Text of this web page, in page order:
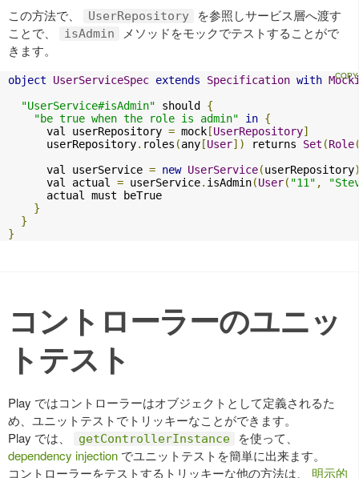
この方法で、 UserRepository
を参照しサービス層へ渡す
ことで、
isAdmin
メソッドをモックでテストすることがで
きます。
object UserServiceSpec extends Specification with
"UserService#isAdmin" should {
"be true when the role is admin"
in {
      val userRepository
= mock [UserRepository]
      userRepository
. roles (any [User]) returns Set (Role
      val userService
= new UserService(userRepository
      val actual
= userService. isAdmin(User( "11" ,
      actual must beTrue
}
}
}
コントローラーのユニッ
トテスト
Play ではコントローラーはオブジェクトとして定義されるた
め、ユニットテストでトリッキーなことができます。
Play では、
getControllerInstance
を使って、
dependency injection でユニットテストを簡単に出来ます。
コントローラーをテストするトリッキーな他の方法は、 明示的